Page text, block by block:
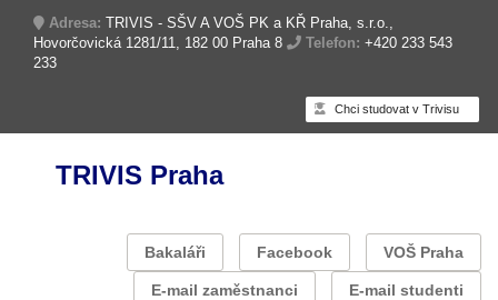
Adresa: TRIVIS - SŠV A VOŠ PK a KŘ Praha, s.r.o.,
Hovorčovická 1281/11, 182 00 Praha 8
Telefon: +420 233 543
233
Chci studovat v Trivisu
TRIVIS Praha
Bakaláři Facebook VOŠ Praha
E-mail zaměstnanci E-mail studenti